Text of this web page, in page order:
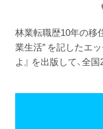
林業転職歴10年の移
業生活” を記したエ
よ』 を出版して、全